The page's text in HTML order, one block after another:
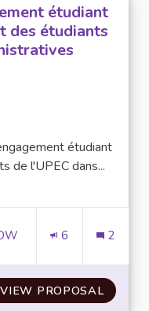
étudiant
des étudiants
étudiant
de l'UPEC dans...
et Inclusion
6 2
VIEW PROPOSAL